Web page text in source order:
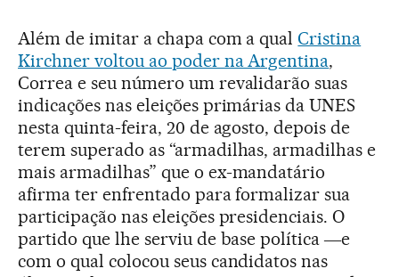
Além de imitar a chapa com a qualCristina
Kirchner voltou ao poder na Argentina,
Correa e seu número um revalidarão suas
indicações nas eleições primárias da UNES
nesta quinta-feira, 20 de agosto, depois de
terem superado as “armadilhas, armadilhas e
mais armadilhas” que o ex-mandatário
afirma ter enfrentado para formalizar sua
participação nas eleições presidenciais. O
partido que lhe serviu de base política ―e
com o qual colocou seus candidatos nas